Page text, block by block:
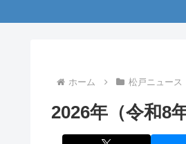
ホーム 松戸ニュース
2026年（令和8